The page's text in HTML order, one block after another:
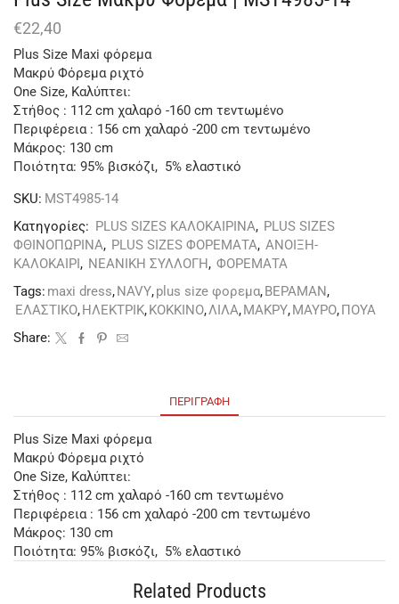
€22,40
Plus Size Maxi φόρεμα
Μακρύ Φόρεμα ριχτό
One Size, Καλύπτει:
Στήθος : 112 cm χαλαρό -160 cm τεντωμένο
Περιφέρεια : 156 cm χαλαρό -200 cm τεντωμένο
Μάκρος: 130 cm
Ποιότητα: 95% βισκόζι, 5% ελαστικό
SKU: MST4985-14
Κατηγορίες: PLUS SIZES ΚΑΛΟΚΑΙΡΙΝΑ, PLUS SIZES
ΦΘΙΝΟΠΩΡΙΝΑ, PLUS SIZES ΦΟΡΕΜΑΤΑ, ΑΝΟΙΞΗ-
ΚΑΛΟΚΑΙΡΙ , ΝΕΑΝΙΚΗ ΣΥΛΛΟΓΗ , ΦΟΡΕΜΑΤΑ
Tags: maxi dress, NAVY,plus size φορεμα, ΒΕΡΑΜΑΝ ,
ΕΛΑΣΤΙΚΟ, ΗΛΕΚΤΡΙΚ, ΚΟΚΚΙΝΟ,ΛΙΛΑ, ΜΑΚΡΥ, ΜΑΥΡΟ, ΠΟΥΑ
Share:
ΠΕΡΙΓΡΑΦΉ
Plus Size Maxi φόρεμα
Μακρύ Φόρεμα ριχτό
One Size, Καλύπτει:
Στήθος : 112 cm χαλαρό -160 cm τεντωμένο
Περιφέρεια : 156 cm χαλαρό -200 cm τεντωμένο
Μάκρος: 130 cm
Ποιότητα: 95% βισκόζι, 5% ελαστικό
Related Products